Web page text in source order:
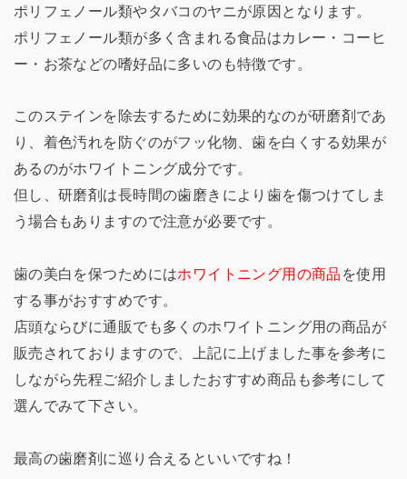
ポリフェノール類やタバコのヤニが原因となります。
ポリフェノール類が多く含まれる食品はカレー・コーヒ
ー・お茶などの嗜好品に多いのも特徴です。
このステインを除去するために効果的なのが研磨剤であ
り、着色汚れを防ぐのがフッ化物、歯を白くする効果が
あるのがホワイトニング成分です。
但し、研磨剤は長時間の歯磨きにより歯を傷つけてしま
う場合もありますので注意が必要です。
歯の美白を保つためにはホワイトニング用の商品 を使用
する事がおすすめです。
店頭ならびに通販でも多くのホワイトニング用の商品が
販売されておりますので、上記に上げました事を参考に
しながら先程ご紹介しましたおすすめ商品も参考にして
選んでみて下さい。
最高の歯磨剤に巡り合えるといいですね！